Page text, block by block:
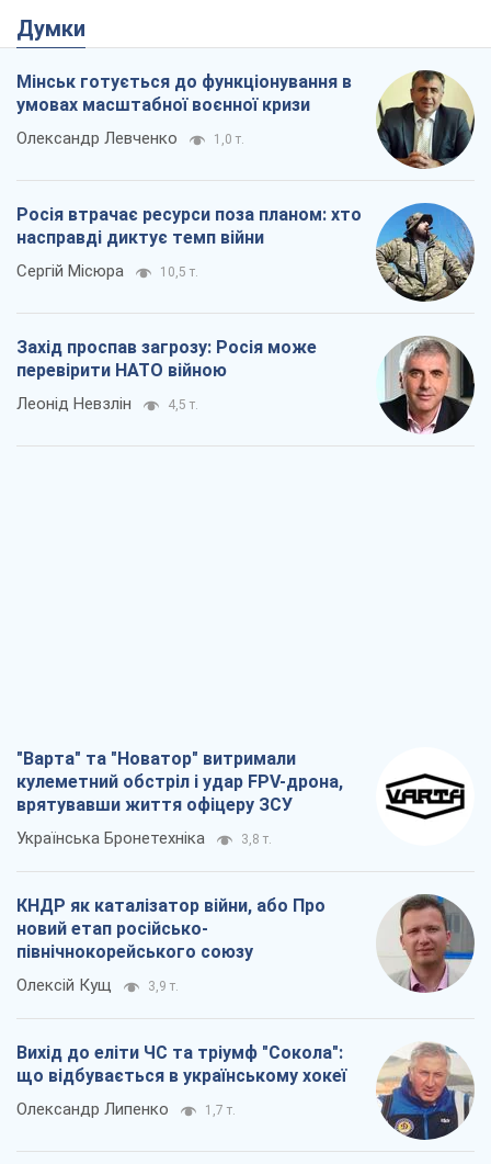
Думки
Мінськ готується до функціонування в
умовах масштабної воєнної кризи
Олександр Левченко 1,0 т.
Росія втрачає ресурси поза планом: хто
насправді диктує темп війни
Сергій Місюра 10,5 т.
Захід проспав загрозу: Росія може
перевірити НАТО війною
Леонід Невзлін 4,5 т.
"Варта" та "Новатор" витримали
кулеметний обстріл і удар FPV-дрона,
врятувавши життя офіцеру ЗСУ
Українська Бронетехніка 3,8 т.
КНДР як каталізатор війни, або Про
новий етап російсько-
північнокорейського союзу
Олексій Кущ 3,9 т.
Вихід до еліти ЧС та тріумф "Сокола":
що відбувається в українському хокеї
Олександр Липенко 1,7 т.